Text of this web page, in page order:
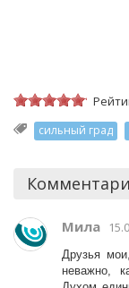
сильный град
Мила
Друзья
неважно,